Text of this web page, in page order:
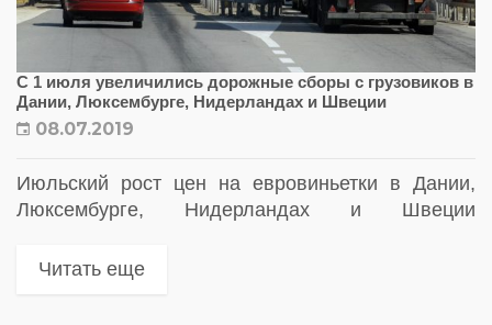
С 1 июля увеличились дорожные сборы с грузовиков в
Дании, Люксембурге, Нидерландах и Швеции
08.07.2019
Июльский рост цен на евровиньетки в Дании,
Люксембурге, Нидерландах и Швеции
следующего года также увеличатся тарифы на
Читать еще